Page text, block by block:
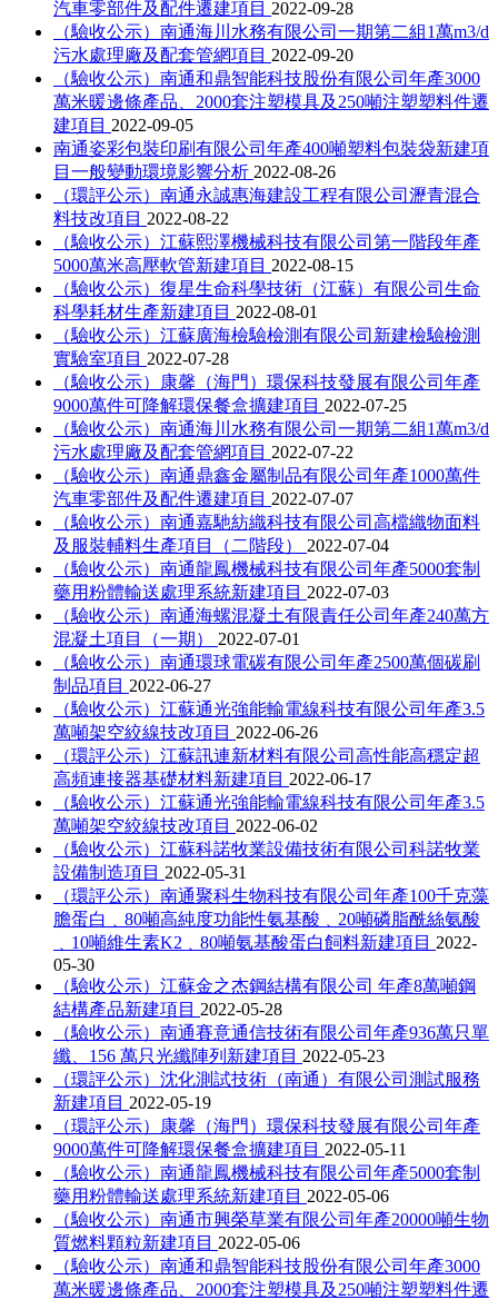
汽車零部件及配件遷建項目 2022-09-28
（驗收公示）南通海川水務有限公司一期第二組1萬m3/d
污水處理廠及配套管網項目 2022-09-20
（驗收公示）南通和鼎智能科技股份有限公司年產3000
萬米暖邊條產品、2000套注塑模具及250噸注塑塑料件遷
建項目 2022-09-05
南通姿彩包裝印刷有限公司年產400噸塑料包裝袋新建項
目一般變動環境影響分析 2022-08-26
（環評公示）南通永誠惠海建設工程有限公司瀝青混合
料技改項目 2022-08-22
（驗收公示）江蘇熙澤機械科技有限公司第一階段年產
5000萬米高壓軟管新建項目 2022-08-15
（驗收公示）復星生命科學技術（江蘇）有限公司生命
科學耗材生產新建項目 2022-08-01
（驗收公示）江蘇廣海檢驗檢測有限公司新建檢驗檢測
實驗室項目 2022-07-28
（驗收公示）康馨（海門）環保科技發展有限公司年產
9000萬件可降解環保餐盒擴建項目 2022-07-25
（驗收公示）南通海川水務有限公司一期第二組1萬m3/d
污水處理廠及配套管網項目 2022-07-22
（驗收公示）南通鼎鑫金屬制品有限公司年產1000萬件
汽車零部件及配件遷建項目 2022-07-07
（驗收公示）南通嘉馳紡織科技有限公司高檔織物面料
及服裝輔料生產項目（二階段） 2022-07-04
（驗收公示）南通龍鳳機械科技有限公司年產5000套制
藥用粉體輸送處理系統新建項目 2022-07-03
（驗收公示）南通海螺混凝土有限責任公司年產240萬方
混凝土項目（一期） 2022-07-01
（驗收公示）南通環球電碳有限公司年產2500萬個碳刷
制品項目 2022-06-27
（驗收公示）江蘇通光強能輸電線科技有限公司年產3.5
萬噸架空絞線技改項目 2022-06-26
（環評公示）江蘇訊連新材料有限公司高性能高穩定超
高頻連接器基礎材料新建項目 2022-06-17
（驗收公示）江蘇通光強能輸電線科技有限公司年產3.5
萬噸架空絞線技改項目 2022-06-02
（驗收公示）江蘇科諾牧業設備技術有限公司科諾牧業
設備制造項目 2022-05-31
（環評公示）南通聚科生物科技有限公司年產100千克藻
膽蛋白﹑80噸高純度功能性氨基酸﹑20噸磷脂酰絲氨酸
﹑10噸維生素K2﹑80噸氨基酸蛋白飼料新建項目 2022-
05-30
（驗收公示）江蘇金之杰鋼結構有限公司 年產8萬噸鋼
結構產品新建項目 2022-05-28
（驗收公示）南通賽意通信技術有限公司年產936萬只單
纖、156 萬只光纖陣列新建項目 2022-05-23
（環評公示）沈化測試技術（南通）有限公司測試服務
新建項目 2022-05-19
（環評公示）康馨（海門）環保科技發展有限公司年產
9000萬件可降解環保餐盒擴建項目 2022-05-11
（驗收公示）南通龍鳳機械科技有限公司年產5000套制
藥用粉體輸送處理系統新建項目 2022-05-06
（驗收公示）南通市興榮草業有限公司年產20000噸生物
質燃料顆粒新建項目 2022-05-06
（驗收公示）南通和鼎智能科技股份有限公司年產3000
萬米暖邊條產品、2000套注塑模具及250噸注塑塑料件遷